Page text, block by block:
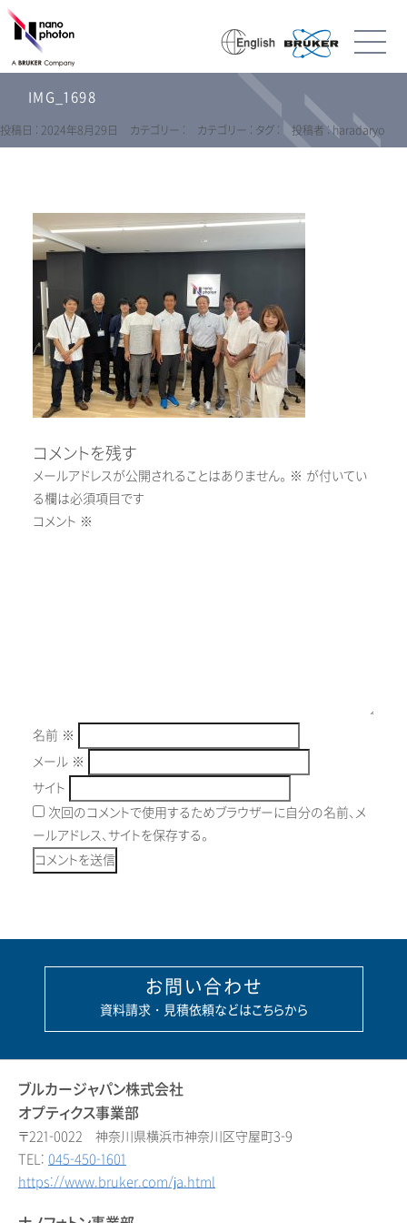
IMG_1698
投稿日 : 2024年8月29日 カテゴリー : カテゴリー : タグ : 投稿者 : haradaryo
コメントを残す
メールアドレスが公開されることはありません。 ※ が付いてい
る欄は必須項目です
コメント ※
名前 ※
メール ※
サイト
次回のコメントで使用するためブラウザーに自分の名前、メ
ールアドレス、サイトを保存する。
お問い合わせ
資料請求・見積依頼などはこちらから
ブルカージャパン株式会社
オプティクス事業部
〒221-0022 神奈川県横浜市神奈川区守屋町3-9
TEL: 045-450-1601
https://www.bruker.com/ja.html